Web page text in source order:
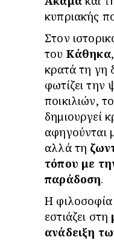
κυπριακής
Στον
του Κάθηκα
κρατά τη γη
φωτίζει
ποικιλιών,
δημιουργεί
αφηγούνται
αλλά τη
τόπου με
παράδοση.
Η φιλοσοφία
εστιάζει στη
ανάδειξη